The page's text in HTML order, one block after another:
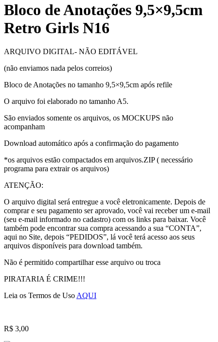
Bloco de Anotações 9,5×9,5cm
Retro Girls N16
ARQUIVO DIGITAL- NÃO EDITÁVEL
(não enviamos nada pelos correios)
Bloco de Anotações no tamanho 9,5×9,5cm após refile
O arquivo foi elaborado no tamanho A5.
São enviados somente os arquivos, os MOCKUPS não
acompanham
Download automático após a confirmação do pagamento
*os arquivos estão compactados em arquivos.ZIP ( necessário
programa para extrair os arquivos)
ATENÇÃO:
O arquivo digital será entregue a você eletronicamente. Depois de
comprar e seu pagamento ser aprovado, você vai receber um e-mail
(seu e-mail informado no cadastro) com os links para baixar. Você
também pode encontrar sua compra acessando a sua “CONTA”,
aqui no Site, depois “PEDIDOS”, lá você terá acesso aos seus
arquivos disponíveis para download também.
Não é permitido compartilhar esse arquivo ou troca
PIRATARIA É CRIME!!!
Leia os Termos de Uso AQUI
R$ 3,00